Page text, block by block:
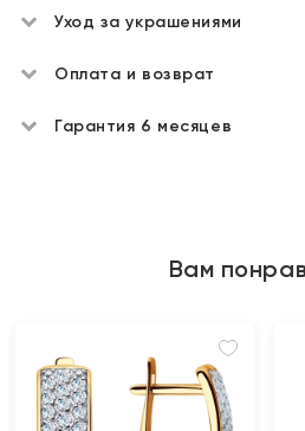
Уход за украшениями
Оплата и возврат
Гарантия 6 месяцев
Вам